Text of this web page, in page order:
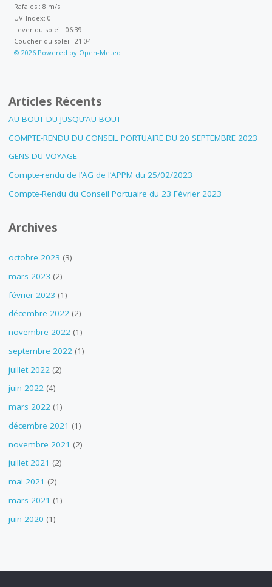
Rafales : 8 m/s
UV-Index: 0
Lever du soleil: 06:39
Coucher du soleil: 21:04
© 2026 Powered by Open-Meteo
Articles Récents
AU BOUT DU JUSQU’AU BOUT
COMPTE-RENDU DU CONSEIL PORTUAIRE DU 20 SEPTEMBRE 2023
GENS DU VOYAGE
Compte-rendu de l’AG de l’APPM du 25/02/2023
Compte-Rendu du Conseil Portuaire du 23 Février 2023
Archives
octobre 2023 (3)
mars 2023 (2)
février 2023 (1)
décembre 2022(2)
novembre 2022(1)
septembre 2022(1)
juillet 2022 (2)
juin 2022(4)
mars 2022(1)
décembre 2021 (1)
novembre 2021 (2)
juillet 2021 (2)
mai 2021 (2)
mars 2021 (1)
juin 2020 (1)